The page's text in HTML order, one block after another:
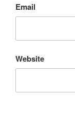
Email
Website